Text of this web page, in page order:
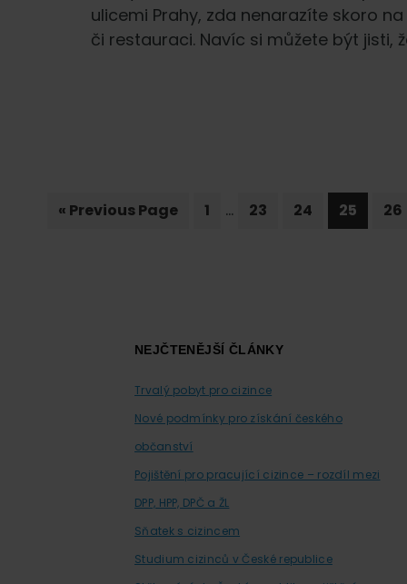
ulicemi Prahy, zda nenarazíte skoro
či restauraci. Navíc si můžete být jisti,
« Go
Previous Page Page
1
Interim
… Page
23 Page
24 Page
25 26
NEJČTENĚJŠÍ ČLÁNKY
Trvalý pobyt pro cizince
Nové podmínky pro získání českého
občanství
Pojištění pro pracující cizince – rozdíl mezi
DPP, HPP, DPČ a ŽL
Sňatek s cizincem
Studium cizinců v České republice